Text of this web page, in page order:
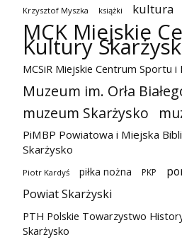
Krzysztof Myszka książki kultura
MCK Miejskie
Kultury
MCSiR Miejskie Centrum Sportu i
Muzeum im. Orła
muzeum Skarżysko
PiMBP Powiatowa i Miejska
Skarżysko
Piotr Kardyś piłka nożna PKP
Powiat Skarżyski
PTH Polskie Towarzystwo
Skarżysko